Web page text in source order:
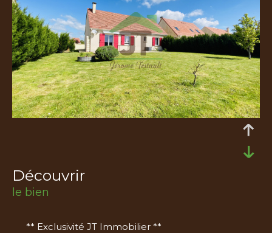
découvrir
le bien
** Exclusivité JT Immobilier **